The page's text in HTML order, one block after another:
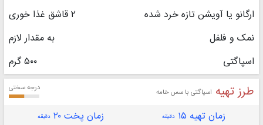
ارگانو یا آویشن تازه خرد شده
۲ قاشق غذا خوری
نمک و فلفل
به مقدار لازم
اسپاگتی
۵۰۰ گرم
طرز تهیه اسپاگتی با سس خامه درجه سختی
زمان تهیه ۱۵ دقیقه زمان پخت ۲۰ دقیقه